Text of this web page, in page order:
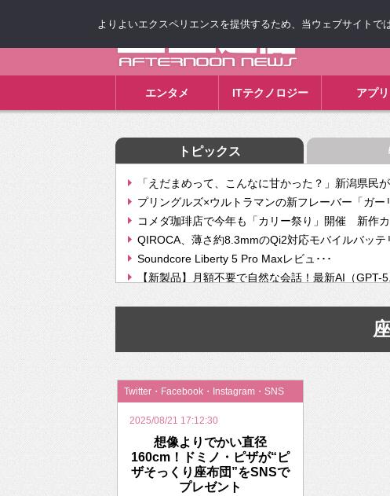
エンタメ ITテクノロジー アプリ
トピックス
「えだまめって、こんなに甘かった？」新潟県民
プリングルズ×ウルトラマンの新フレーバー「ガー
コメダ珈琲店で今年も「カリー祭り」開催 新作カ
QIROCA、薄さ約8.3mmのQi2対応モバイルバッテ
Soundcore Liberty 5 Pro Maxレビュ･･･
【新製品】月額不要で自然な会話！最新AI（GPT-
【次世代の没入感と生産性】VITURE Luma Ultra･･･
挫折率8割の壁をAIで突破。ジャストシステム、”自
2026年のバレンタインは「自分で作って、想いを
Twitter・Facebook・Instagram・SNS
2025/08/21 17:12:30
想像よりでかい直径
160cm！ドミノ・ピザが“ピ
ザそっくり座布団”をSNSで
プレゼント
よりよいエクスペリエンスを提供するため、当ウェブサイト